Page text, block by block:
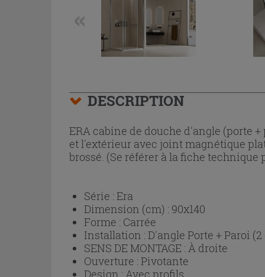
DESCRIPTION
ERA cabine de douche d'angle (porte
et l'extérieur avec joint magnétique
brossé. (Se référer à la fiche
Série :Era
Dimension (cm) : 90x140
Forme : Carrée
Installation :D'angle Porte + Paroi (2
SENS DE MONTAGE :À droite
Ouverture :Pivotante
Design :Avec profils